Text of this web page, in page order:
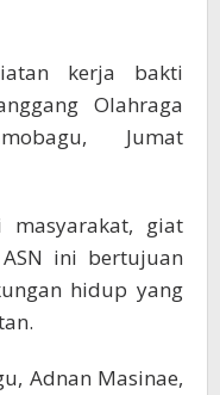
kerja bakti
Olahraga
Jumat
masyarakat, giat
ini bertujuan
hidup yang
Adnan Masinae,